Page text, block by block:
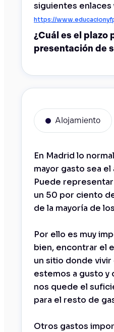
¿Cuál es el plazo
presentación de
siguientes enlaces
https://
Alojamiento
En Madrid lo
mayor gasto sea
Puede
un 50 por ciento
de la mayoría de
Por ello es muy
bien, encontrar el
un sitio donde vivir
estemos a gusto y
nos quede el
para el resto de
Otros gastos